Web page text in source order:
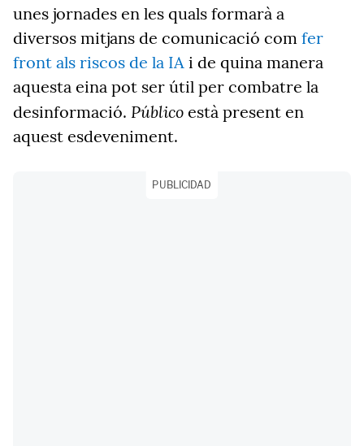
unes jornades en les quals formarà a
diversos mitjans de comunicació com fer
front als riscos de la IA i de quina manera
aquesta eina pot ser útil per combatre la
desinformació. Público està present en
aquest esdeveniment.
PUBLICIDAD